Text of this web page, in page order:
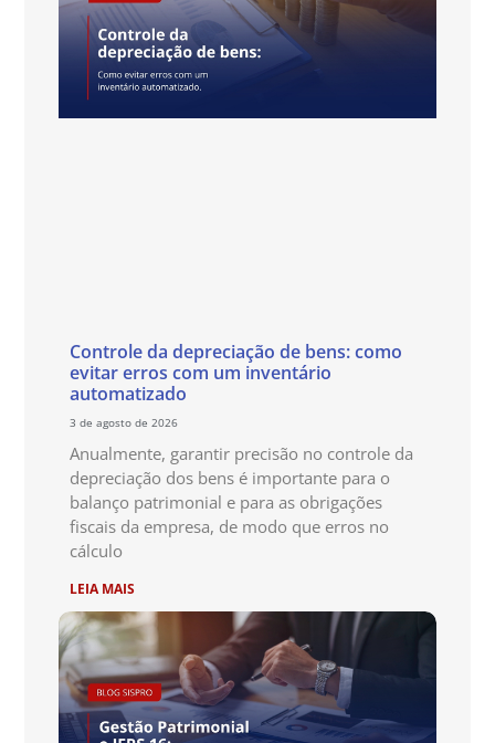
Controle da depreciação de bens: como
evitar erros com um inventário
automatizado
3 de agosto de 2026
Anualmente, garantir precisão no controle da
depreciação dos bens é importante para o
balanço patrimonial e para as obrigações
fiscais da empresa, de modo que erros no
cálculo
LEIA MAIS